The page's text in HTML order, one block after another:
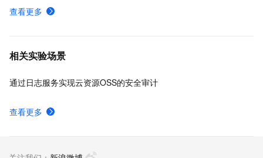
查看更多
相关实验场景
通过日志服务实现云资源OSS的安全审计
查看更多